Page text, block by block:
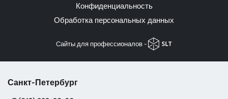
Конфиденциальность
Обработка персональных данных
Cайты для профессионалов -
Санкт-Петербург